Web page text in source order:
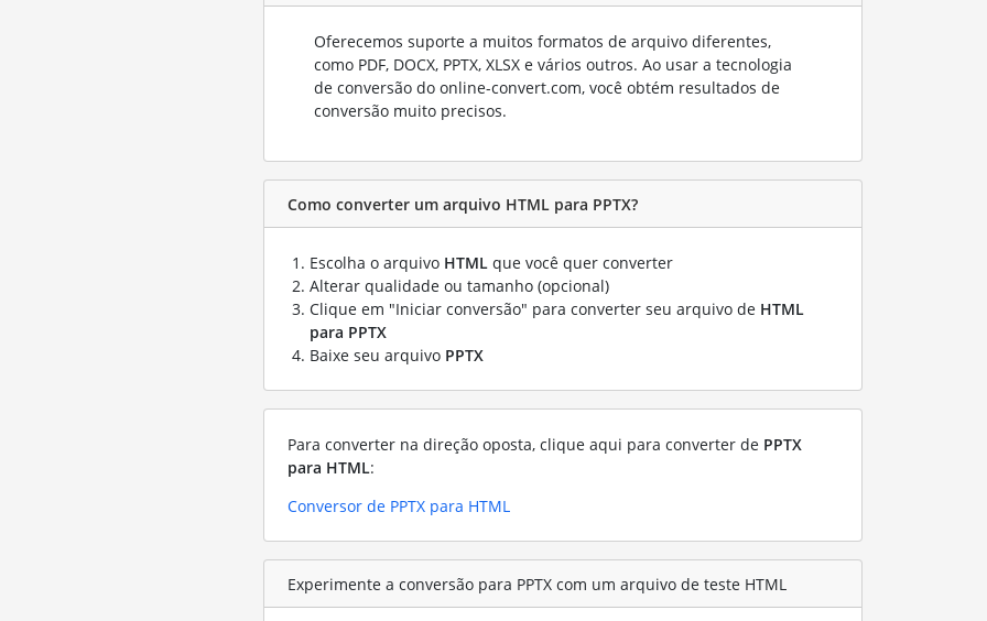
Oferecemos suporte a muitos formatos de arquivo diferentes,
como PDF, DOCX, PPTX, XLSX e vários outros. Ao usar a tecnologia
de conversão do online-convert.com, você obtém resultados de
conversão muito precisos.
Como converter um arquivo HTML para PPTX?
Escolha o arquivo HTML que você quer converter
Alterar qualidade ou tamanho (opcional)
Clique em "Iniciar conversão" para converter seu arquivo de HTML
para PPTX
Baixe seu arquivo PPTX
Para converter na direção oposta, clique aqui para converter de PPTX
para HTML:
Conversor de PPTX para HTML
Experimente a conversão para PPTX com um arquivo de teste HTML